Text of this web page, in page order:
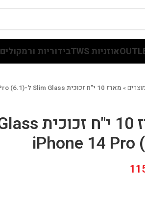
אוזניות TWS בידוריות ורמקולים
מוצרים» מארז 10 י"ח זכוכית Slim Glass ל-(6.1) iPhone 14 Pro